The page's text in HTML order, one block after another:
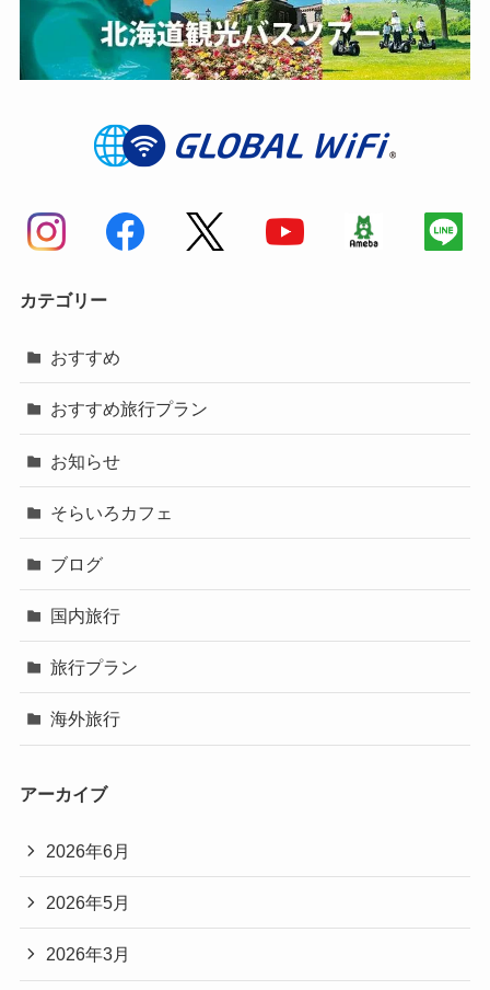
カテゴリー
おすすめ
おすすめ旅行プラン
お知らせ
そらいろカフェ
ブログ
国内旅行
旅行プラン
海外旅行
アーカイブ
2026年6月
2026年5月
2026年3月